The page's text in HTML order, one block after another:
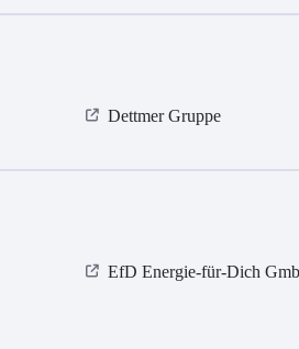
Dettmer Gruppe
EfD Energie-für-Dich